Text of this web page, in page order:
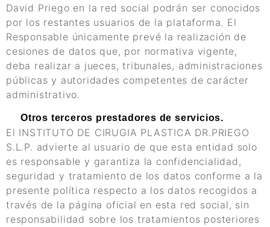
David Priego en la red social podrán ser conocidos
por los restantes usuarios de la plataforma. El
Responsable únicamente prevé la realización de
cesiones de datos que, por normativa vigente,
deba realizar a jueces, tribunales, administraciones
públicas y autoridades competentes de carácter
administrativo.
Otros terceros prestadores de servicios.
El INSTITUTO DE CIRUGIA PLASTICA DR.PRIEGO
S.L.P. advierte al usuario de que esta entidad solo
es responsable y garantiza la confidencialidad,
seguridad y tratamiento de los datos conforme a la
presente política respecto a los datos recogidos a
través de la página oficial en esta red social, sin
responsabilidad sobre los tratamientos posteriores